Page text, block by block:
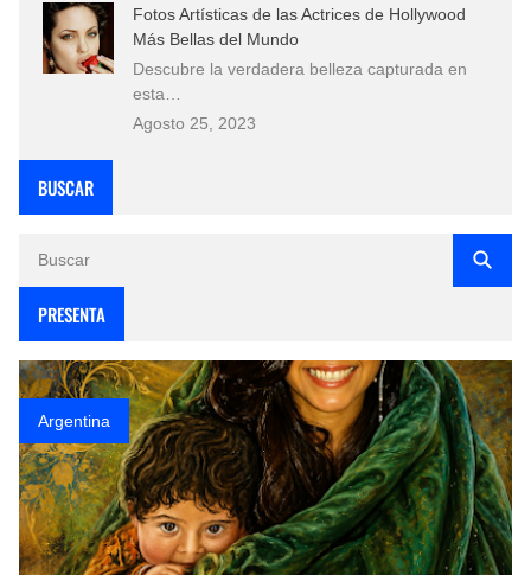
Fotos Artísticas de las Actrices de Hollywood
Más Bellas del Mundo
Descubre la verdadera belleza capturada en
esta…
Agosto 25, 2023
BUSCAR
PRESENTA
Argentina